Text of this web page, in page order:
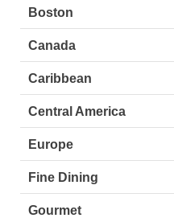
Boston
Canada
Caribbean
Central America
Europe
Fine Dining
Gourmet